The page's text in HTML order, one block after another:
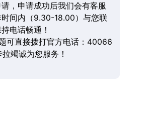
，申请成功后我们会有客服
时间内（9.30-18.00）与您联
电话畅通！
可直接拨打官方电话：40066
竭诚为您服务！